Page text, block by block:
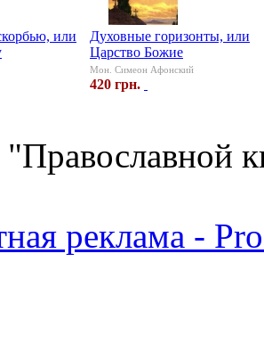
или
Духовные горизонты, или
Царство Божие
Мон. Симеон Афонский
420 грн.
реклама -